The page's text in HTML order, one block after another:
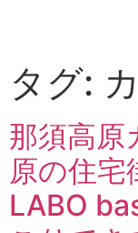
タグ:
那須高原
原の住宅
LABO